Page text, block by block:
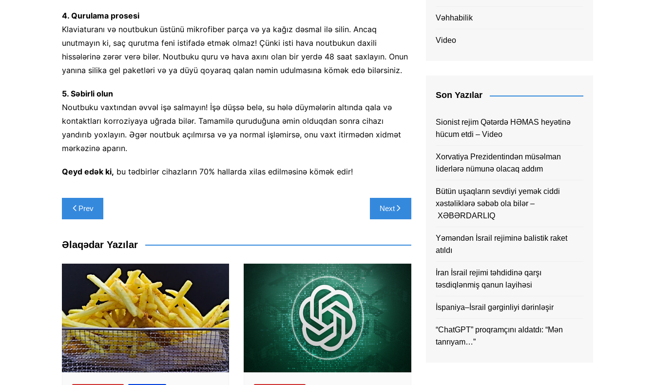
4. Qurulama prosesi
Klaviaturanı və noutbukun üstünü mikrofiber parça və ya kağız dəsmal ilə silin. Ancaq
unutmayın ki, saç qurutma feni istifadə etmək olmaz! Çünki isti hava noutbukun daxili
hissələrinə zərər verə bilər. Noutbuku quru və hava axını olan bir yerdə 48 saat saxlayın. Onun
yanına silika gel paketləri və ya düyü qoyaraq qalan nəmin udulmasına kömək edə bilərsiniz.
5. Səbirli olun
Noutbuku vaxtından əvvəl işə salmayın! İşə düşsə belə, su hələ düymələrin altında qala və
kontaktları korroziyaya uğrada bilər. Tamamilə quruduğuna əmin olduqdan sonra cihazı
yandırıb yoxlayın. Əgər noutbuk açılmırsa və ya normal işləmirsə, onu vaxt itirmədən xidmət
mərkəzinə aparın.
Qeyd edək ki, bu tədbirlər cihazların 70% hallarda xilas edilməsinə kömək edir!
Yazı
naviqasiyası
Prev Next
Əlaqədar Yazılar
Vəhhabilik
Video
Son Yazılar
Sionist rejim Qətərdə HƏMAS heyətinə
hücum etdi – Video
Xorvatiya Prezidentindən müsəlman
liderlərə nümunə olacaq addım
Bütün uşaqların sevdiyi yemək ciddi
xəstəliklərə səbəb ola bilər –
XƏBƏRDARLIQ
Yəməndən İsrail rejiminə balistik raket
atıldı
İran İsrail rejimi təhdidinə qarşı
təsdiqlənmiş qanun layihəsi
İspaniya–İsrail gərginliyi dərinləşir
“ChatGPT” proqramçını aldatdı: “Mən
tanrıyam…”